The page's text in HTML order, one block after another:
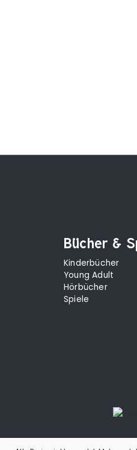
Bücher &
Kinderbücher
Young Adult
Hörbücher
Spiele